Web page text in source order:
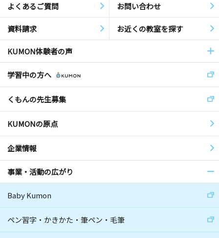
よくあるご質問 お問い合わせ
資料請求 お近くの教室を探す
KUMON体験者の声
学習中の方へ
くもんの先生募集
KUMONの原点
企業情報
事業・活動の広がり
Baby Kumon
ペン習字・かきかた・筆ペン・毛筆